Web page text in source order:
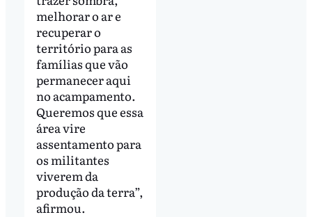
melhorar o ar e
recuperar o
território para as
famílias que vão
permanecer aqui
no acampamento.
Queremos que essa
área vire
assentamento para
os militantes
viverem da
produção da terra”,
afirmou.